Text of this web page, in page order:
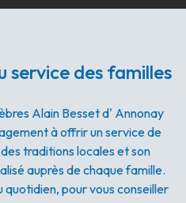
service des familles
Alain Besset d' Annonay
à offrir un service de
traditions locales et son
auprès de chaque famille.
quotidien, pour vous conseiller